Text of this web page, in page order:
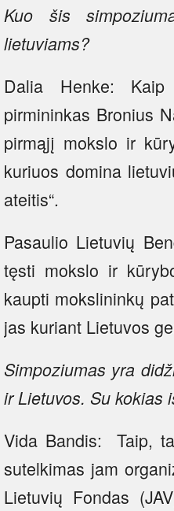
Kuo šis
lietuviams?
Dalia Henke: Kaip
pirmininkas Bronius
pirmąjį mokslo ir
kuriuos domina
ateitis“.
Pasaulio Lietuvių
tęsti mokslo ir
kaupti mokslininkų
jas kuriant Lietuvos
Simpoziumas yra
ir Lietuvos. Su kokias
Vida Bandis: Taip,
sutelkimas jam
Lietuvių Fondas